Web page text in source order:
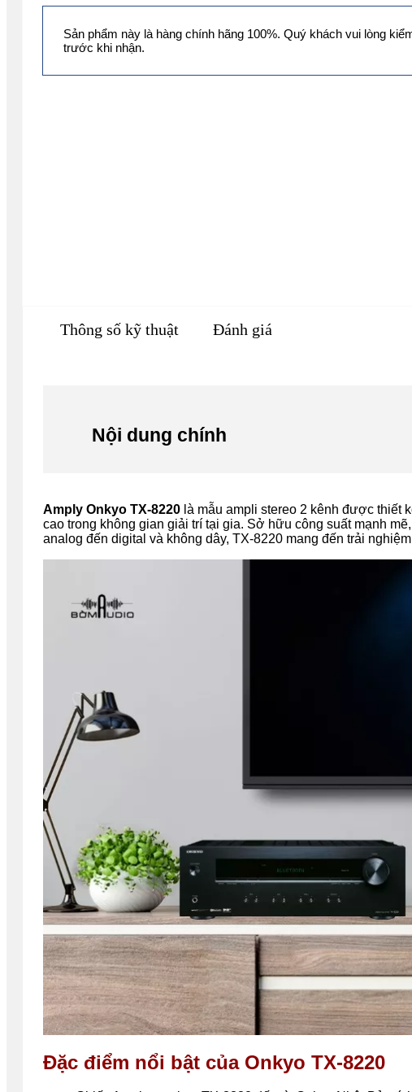
Sản phẩm này là hàng chính hãng 100%. Quý khách vui lòng
trước khi nhận.
Thông số kỹ thuật Đánh giá
Nội dung chính
Amply Onkyo TX-8220 là mẫu ampli stereo 2 kênh được
cao trong không gian giải trí tại gia. Sở hữu công suất mạnh
analog đến digital và không dây, TX-8220 mang đến trải
Đặc điểm nổi bật của Onkyo TX-8220